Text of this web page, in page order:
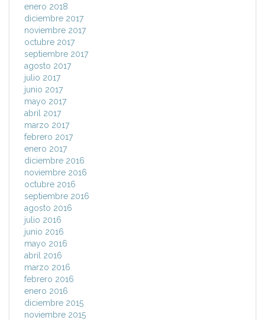
enero 2018
diciembre 2017
noviembre 2017
octubre 2017
septiembre 2017
agosto 2017
julio 2017
junio 2017
mayo 2017
abril 2017
marzo 2017
febrero 2017
enero 2017
diciembre 2016
noviembre 2016
octubre 2016
septiembre 2016
agosto 2016
julio 2016
junio 2016
mayo 2016
abril 2016
marzo 2016
febrero 2016
enero 2016
diciembre 2015
noviembre 2015